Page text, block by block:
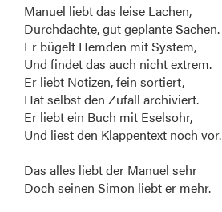
Manuel liebt das leise Lachen,
Durchdachte, gut geplante Sachen.
Er bügelt Hemden mit System,
Und findet das auch nicht extrem.
Er liebt Notizen, fein sortiert,
Hat selbst den Zufall archiviert.
Er liebt ein Buch mit Eselsohr,
Und liest den Klappentext noch vor.
Das alles liebt der Manuel sehr
Doch seinen Simon liebt er mehr.